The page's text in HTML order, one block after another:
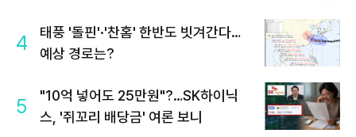
4
태풍 '돌핀'·'찬홈' 한반도 빗겨간다…
예상 경로는?
5
"10억 넣어도 25만원"?…SK하이닉
스, '쥐꼬리 배당금' 여론 보니